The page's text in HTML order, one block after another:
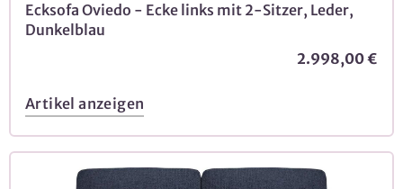
Ecksofa Oviedo - Ecke links mit 2-Sitzer, Leder,
Dunkelblau
2.998,00 €
Artikel anzeigen